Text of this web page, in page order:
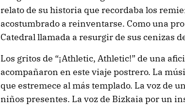
relato de su historia que recordaba los
acostumbrado a reinventarse. Como una
Catedral llamada a resurgir de sus cenizas
Los gritos de “¡Athletic, Athletic!” de una
acompañaron en este viaje postrero. La
que estremece al más templado. La voz de
niños presentes. La voz de Bizkaia por un